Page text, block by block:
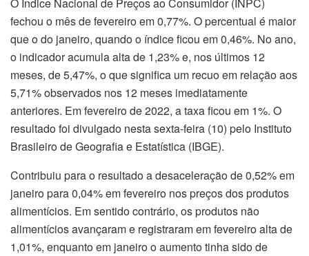
O Índice Nacional de Preços ao Consumidor (INPC)
fechou o mês de fevereiro em 0,77%. O percentual é maior
que o do janeiro, quando o índice ficou em 0,46%. No ano,
o indicador acumula alta de 1,23% e, nos últimos 12
meses, de 5,47%, o que significa um recuo em relação aos
5,71% observados nos 12 meses imediatamente
anteriores. Em fevereiro de 2022, a taxa ficou em 1%. O
resultado foi divulgado nesta sexta-feira (10) pelo Instituto
Brasileiro de Geografia e Estatística (IBGE).
Contribuiu para o resultado a desaceleração de 0,52% em
janeiro para 0,04% em fevereiro nos preços dos produtos
alimentícios. Em sentido contrário, os produtos não
alimentícios avançaram e registraram em fevereiro alta de
1,01%, enquanto em janeiro o aumento tinha sido de